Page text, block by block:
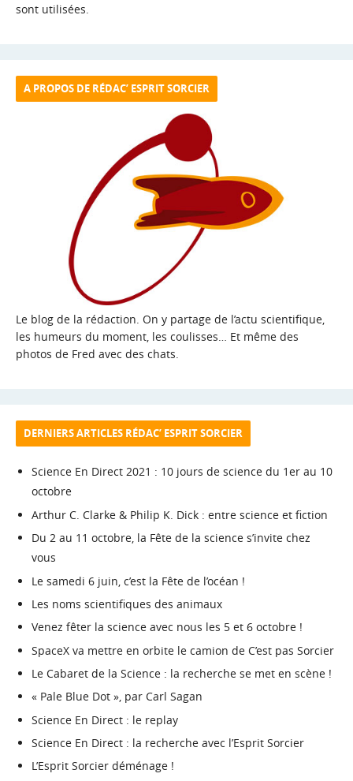
sont utilisées.
A PROPOS DE RÉDAC’ ESPRIT SORCIER
Le blog de la rédaction. On y partage de l’actu scientifique,
les humeurs du moment, les coulisses… Et même des
photos de Fred avec des chats.
DERNIERS ARTICLES RÉDAC’ ESPRIT SORCIER
Science En Direct 2021 : 10 jours de science du 1er au 10
octobre
Arthur C. Clarke & Philip K. Dick : entre science et fiction
Du 2 au 11 octobre, la Fête de la science s’invite chez
vous
Le samedi 6 juin, c’est la Fête de l’océan !
Les noms scientifiques des animaux
Venez fêter la science avec nous les 5 et 6 octobre !
SpaceX va mettre en orbite le camion de C’est pas Sorcier
Le Cabaret de la Science : la recherche se met en scène !
« Pale Blue Dot », par Carl Sagan
Science En Direct : le replay
Science En Direct : la recherche avec l’Esprit Sorcier
L’Esprit Sorcier déménage !